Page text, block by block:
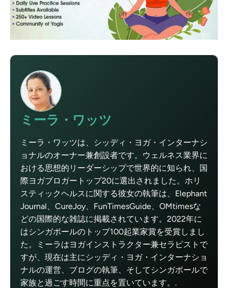
ミーラ・ワッツ
ミーラ・ワッツは、シッディ・ヨガ・インターナシ
ョナルのオーナー兼創設者です。ウェルネス業界に
おける思想的リーダーシップで世界的に知られ、国
際ヨガブロガートップ20に選出されました。ホリ
スティックヘルスに関する彼女の執筆は、Elephant
Journal、CureJoy、FunTimesGuide、OMtimesな
どの国際的な雑誌に掲載されています。2022年に
はシンガポールのトップ100起業家賞を受賞しまし
た。ミーラはヨガインストラクター兼セラピストで
すが、現在は主にシッディ・ヨガ・インターナショ
ナルの運営、ブログの執筆、そしてシンガポールで
家族と過ごす時間に重点を置いています。.